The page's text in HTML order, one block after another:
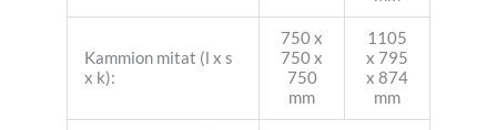
Kammion mitat (l x s
x k):
750 x
750 x
750
mm
1105
x 795
x 874
mm